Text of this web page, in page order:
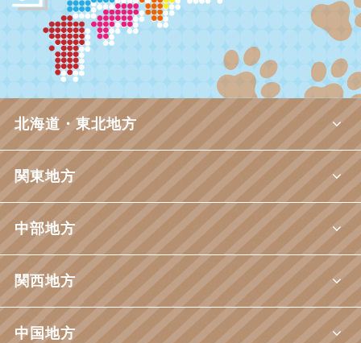
北海道・東北地方
関東地方
中部地方
関西地方
中国地方